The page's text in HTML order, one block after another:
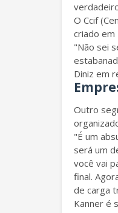
O Ccif
criado
"Não sei
Diniz em
Outro
"É um
será um
você vai
final.
de carga
Kanner é